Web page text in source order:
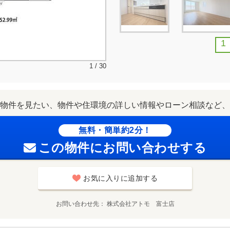
1 / 30
1
物件を見たい、物件や住環境の詳しい情報やローン相談など、
無料・簡単約2分！
この物件にお問い合わせする
お気に入りに追加する
お問い合わせ先 株式会社アトモ 富士店